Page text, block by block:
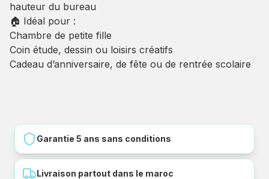
hauteur du bureau
🏠 Idéal pour :
Chambre de petite fille
Coin étude, dessin ou loisirs créatifs
Cadeau d’anniversaire, de fête ou de rentrée scolaire
Garantie 5 ans sans conditions
Livraison partout dans le maroc